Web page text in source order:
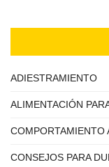
ADIESTRAMIENTO
ALIMENTACIÓN
COMPORTAMIENTO
CONSEJOS PARA